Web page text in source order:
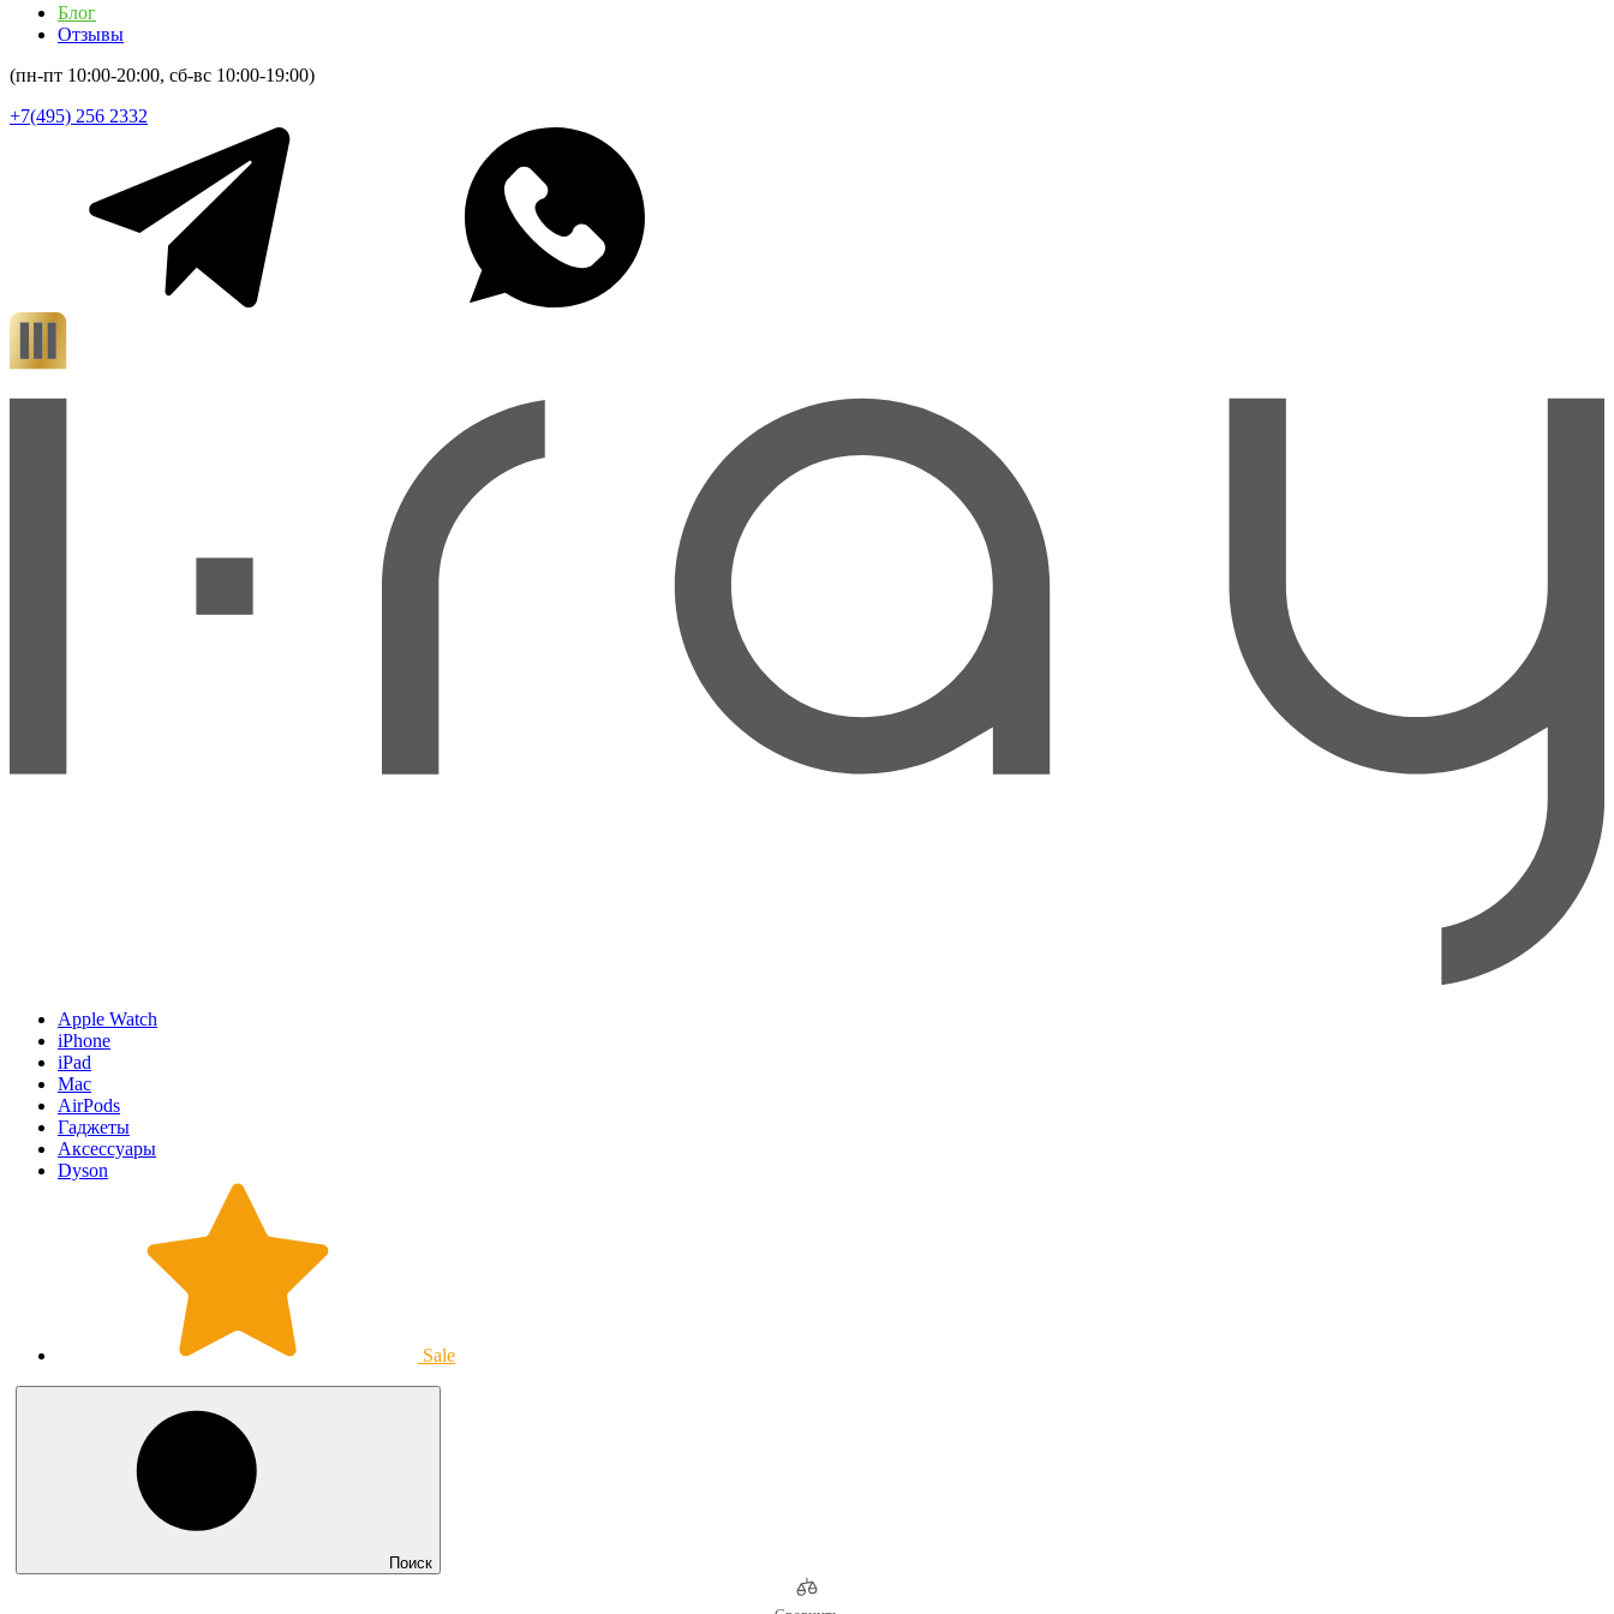
Блог
Отзывы
(пн-пт 10:00-20:00, сб-вс 10:00-19:00)
+7(495) 256 2332
Apple Watch
iPhone
iPad
Mac
AirPods
Гаджеты
Аксессуары
Dyson
Sale
Поиск